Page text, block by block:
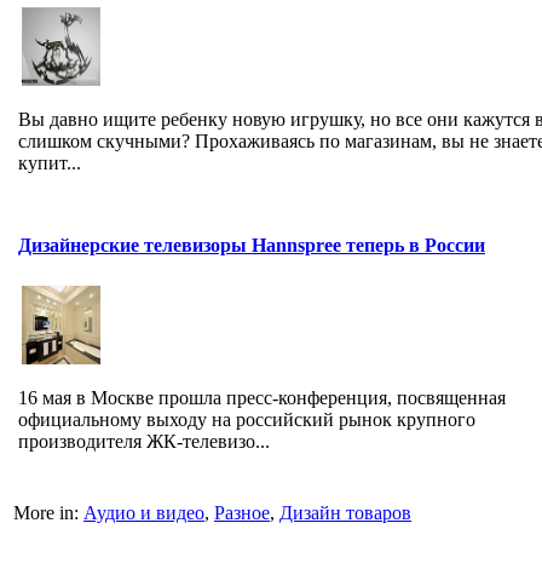
Вы давно ищите ребенку новую игрушку, но все они кажутся
слишком скучными? Прохаживаясь по магазинам, вы не
купит...
Дизайнерские телевизоры Hannspree теперь в России
16 мая в Москве прошла пресс-конференция, посвященная
официальному выходу на российский рынок крупного
производителя ЖК-телевизо...
More in: Аудио и видео, Разное, Дизайн товаров